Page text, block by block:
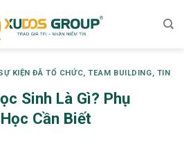
KIỆN ĐÃ TỔ CHỨC,TEAM BUILDING, TIN
Sinh Là Gì? Phụ
Cần Biết